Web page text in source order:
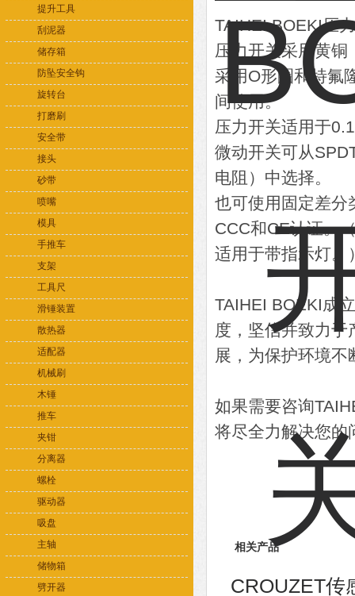
提升工具
刮泥器
储存箱
防坠安全钩
旋转台
打磨刷
安全带
接头
砂带
喷嘴
模具
手推车
支架
工具尺
滑锤装置
散热器
适配器
机械刷
木锤
推车
夹钳
分离器
螺栓
驱动器
吸盘
主轴
储物箱
劈开器
TAIHEI BOEKI压
压力开关采用黄铜
采用O形圈和特氟
间使用。
压力开关适用于
微动开关可从
电阻）中选择。
也可使用固定差分
CCC和CE认证。
适用于带指示灯。
TAIHEI BOEKI成
度，坚信并致力
展，为保护环境不
如果需要咨询
将尽全力解决您的
相关产品
CROUZET传